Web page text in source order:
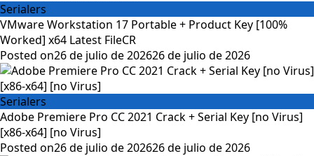
Serialers
VMware Workstation 17 Portable + Product Key [100%
Worked] x64 Latest FileCR
Posted on26 de julio de 202626 de julio de 2026
Serialers
Adobe Premiere Pro CC 2021 Crack + Serial Key [no Virus]
[x86-x64] [no Virus]
Posted on26 de julio de 202626 de julio de 2026